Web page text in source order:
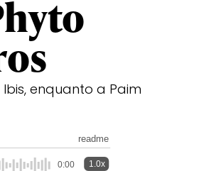
enquanto a Paim
readme
0:00 1.0x